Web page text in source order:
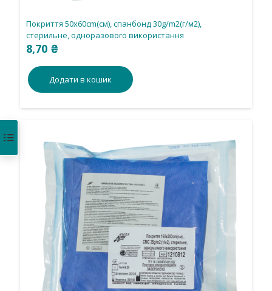
Покриття 50х60cm(см), спанбонд 30g/m2(г/м2),
стерильне, одноразового використання
8,70 ₴
Додати в кошик